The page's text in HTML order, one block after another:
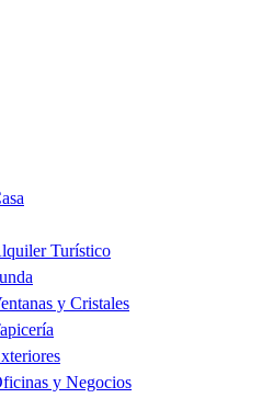
Turístico
y Cristales
y Negocios